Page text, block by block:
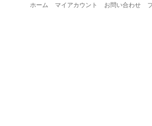
ホーム マイアカウント お問い合わせ